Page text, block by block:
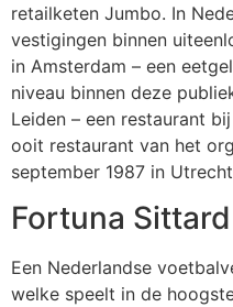
retailketen Jumbo. In
vestigingen binnen
in Amsterdam – een
niveau binnen deze
Leiden – een restaurant
ooit restaurant van het
september 1987 in
Fortuna Sittard
Een Nederlandse
welke speelt in de